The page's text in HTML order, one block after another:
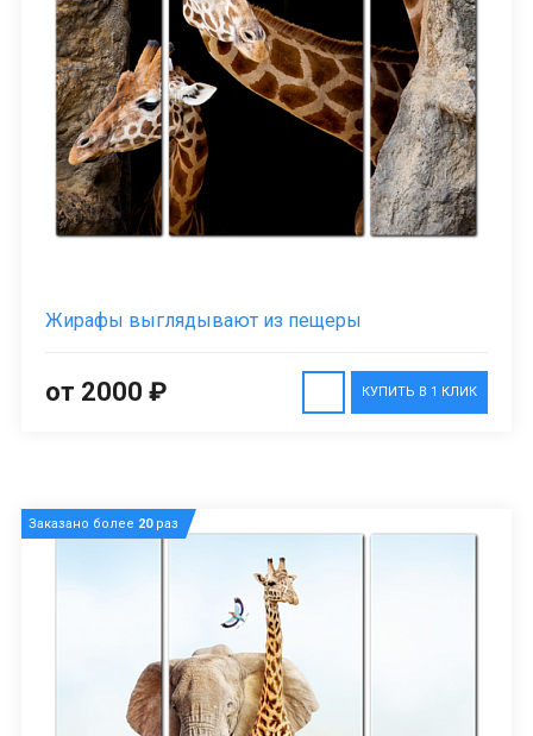
Жирафы выглядывают из пещеры
КУПИТЬ В 1 КЛИК
от 2000 ₽
Заказано более 20раз